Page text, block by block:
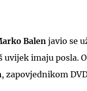
Balen javio se
uvijek imaju posla.
, zapovjednikom